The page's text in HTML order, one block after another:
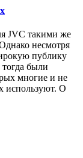
JVC такими же
несмотря
публику
были
многие и не
используют. О